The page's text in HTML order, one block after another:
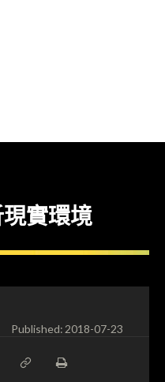
實環境
Published:2018-07-23